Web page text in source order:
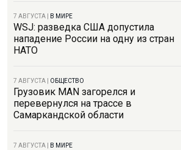
7 АВГУСТА В МИРЕ
WSJ: разведка США допустила
нападение России на одну из стран
НАТО
7 АВГУСТА ОБЩЕСТВО
Грузовик MAN загорелся и
перевернулся на трассе в
Самаркандской области
7 АВГУСТА В МИРЕ